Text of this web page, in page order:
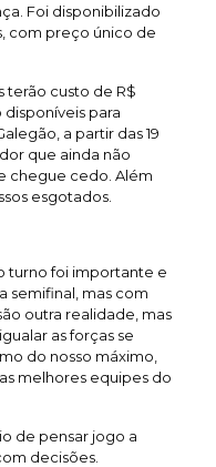
Foi disponibilizado
com preço único de
terão custo de R$
disponíveis para
a partir das 19
que ainda não
chegue cedo. Além
esgotados.
turno foi importante e
semifinal, mas com
outra realidade, mas
as forças se
do nosso máximo,
melhores equipes do
de pensar jogo a
decisões.